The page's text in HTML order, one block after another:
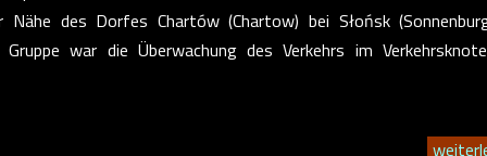
Nähe des Dorfes Chartów (Chartow) bei Słońsk
war die Überwachung des Verkehrs im